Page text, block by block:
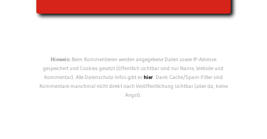
Hinweis:Beim Kommentieren werden angegebene Daten sowie IP-Adresse
gespeichert und Cookies gesetzt (öffentlich sichtbar sind nur Name, Website und
Kommentar). Alle Datenschutz-Infos gibt eshier. Dank Cache/Spam-Filter sind
Kommentare manchmal nicht direkt nach Veröffentlichung sichtbar (aber da, keine
Angst).